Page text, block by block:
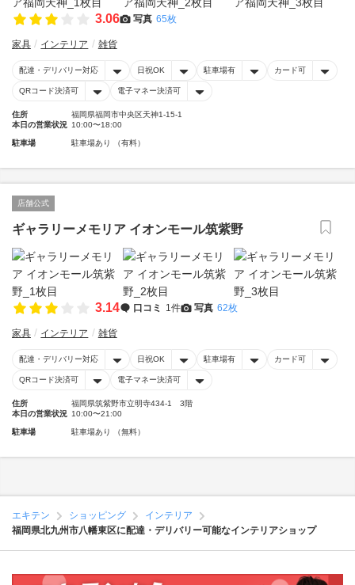
3.06 写真 65枚
家具 インテリア 雑貨
配達・デリバリー対応 日祝OK 駐車場有 カード可
QRコード決済可 電子マネー決済可
住所
福岡県福岡市中央区天神1-15-1
本日の営業状況 10:00〜18:00
駐車場 駐車場あり （有料）
店舗公式
ギャラリーメモリア イオンモール筑紫野
3.14 口コミ 1件 写真 62枚
家具 インテリア 雑貨
配達・デリバリー対応 日祝OK 駐車場有 カード可
QRコード決済可 電子マネー決済可
住所
福岡県筑紫野市立明寺434-1 3階
本日の営業状況 10:00〜21:00
駐車場 駐車場あり （無料）
エキテン ショッピング
インテリア
福岡県北九州市八幡東区に配達・デリバリー可能なインテリアショップ